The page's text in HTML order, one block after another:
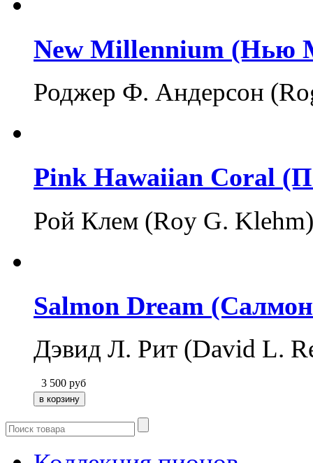
New Millennium (Нью
Роджер Ф. Андерсон
Pink Hawaiian Coral
Рой Клем (Roy G.
Salmon Dream
Дэвид Л. Рит (David L.
3 500 руб